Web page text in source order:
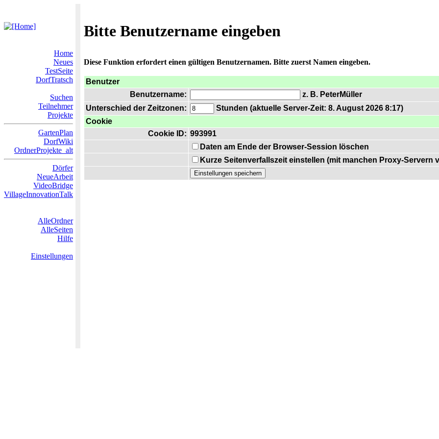
Bitte Benutzername eingeben
Home
Neues
TestSeite
DorfTratsch
Suchen
Teilnehmer
Projekte
GartenPlan
DorfWiki
OrdnerProjekte_alt
Dörfer
NeueArbeit
VideoBridge
VillageInnovationTalk
AlleOrdner
AlleSeiten
Hilfe
Einstellungen
Diese Funktion erfordert einen gültigen Benutzernamen. Bitte zuerst Namen eingeben.
Benutzer
Benutzername:
z. B. PeterMüller
Unterschied der Zeitzonen:
Stunden (aktuelle Server-Zeit: 8. August 2026 8:17)
Cookie
Cookie ID: 993991
Daten am Ende der Browser-Session löschen
Kurze Seitenverfallszeit einstellen (mit manchen Proxy-Servern